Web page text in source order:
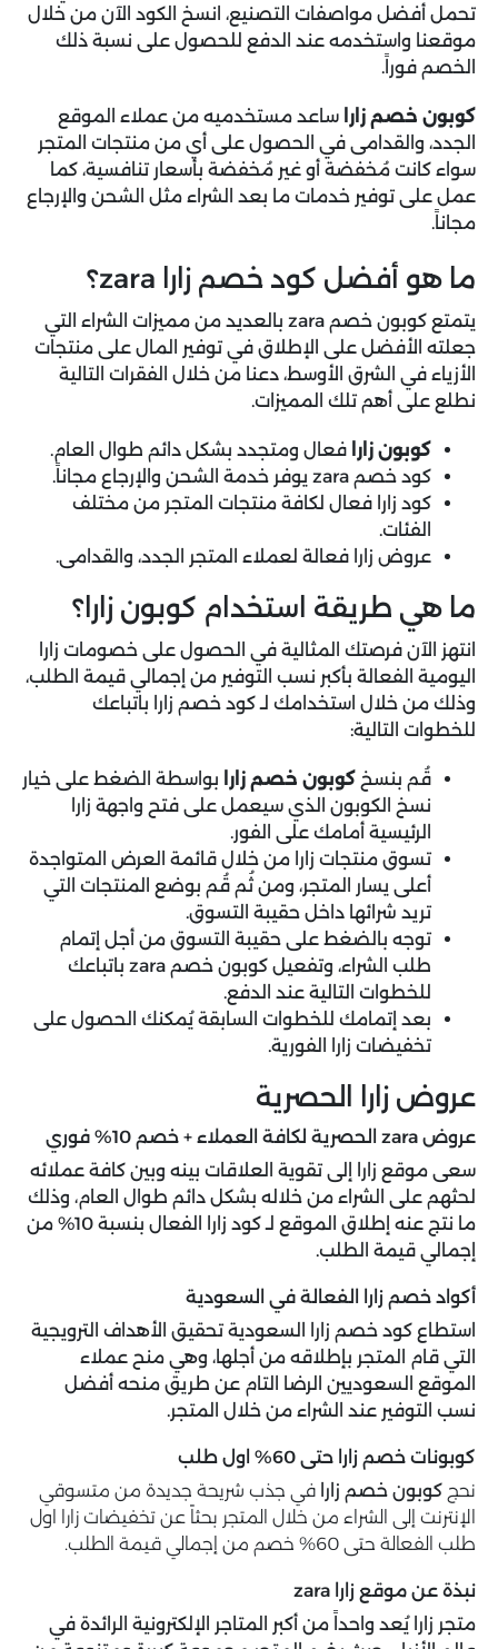
تحمل أفضل مواصفات التصنيع، انسخ الكود الآن من خلال
موقعنا واستخدمه عند الدفع للحصول على نسبة ذلك
الخصم فوراً.
كوبون خصم زارا ساعد مستخدميه من عملاء الموقع
الجدد، والقدامى في الحصول على أي من منتجات المتجر
سواء كانت مُخفضة أو غير مُخفضة بأسعار تنافسية، كما
عمل على توفير خدمات ما بعد الشراء مثل الشحن والإرجاع
مجاناً.
ما هو أفضل كود خصم زارا zara؟
يتمتع كوبون خصم zara بالعديد من مميزات الشراء التي
جعلته الأفضل على الإطلاق في توفير المال على منتجات
الأزياء في الشرق الأوسط، دعنا من خلال الفقرات التالية
نطلع على أهم تلك المميزات.
كوبون زارا فعال ومتجدد بشكل دائم طوال العام.
كود خصم zara يوفر خدمة الشحن والإرجاع مجاناً.
كود زارا فعال لكافة منتجات المتجر من مختلف
الفئات.
عروض زارا فعالة لعملاء المتجر الجدد، والقدامى.
ما هي طريقة استخدام كوبون زارا؟
انتهز الآن فرصتك المثالية في الحصول على خصومات زارا
اليومية الفعالة بأكبر نسب التوفير من إجمالي قيمة الطلب،
وذلك من خلال استخدامك لـ كود خصم زارا باتباعك
للخطوات التالية:
قُم بنسخ كوبون خصم زارا
بواسطة الضغط على خيار
نسخ الكوبون الذي سيعمل على فتح واجهة زارا
الرئيسية أمامك على الفور.
تسوق منتجات زارا من خلال قائمة العرض المتواجدة
أعلى يسار المتجر، ومن ثُم قُم بوضع المنتجات التي
تريد شرائها داخل حقيبة التسوق.
توجه بالضغط على حقيبة التسوق من أجل إتمام
طلب الشراء، وتفعيل كوبون خصم zara باتباعك
للخطوات التالية عند الدفع.
بعد إتمامك للخطوات السابقة يُمكنك الحصول على
تخفيضات زارا الفورية.
عروض زارا الحصرية
عروض zara الحصرية لكافة العملاء + خصم 10% فوري
سعى موقع زارا إلى تقوية العلاقات بينه وبين كافة عملائه
لحثهم على الشراء من خلاله بشكل دائم طوال العام، وذلك
ما نتج عنه إطلاق الموقع لـ كود زارا الفعال بنسبة 10% من
إجمالي قيمة الطلب.
أكواد خصم زارا الفعالة في السعودية
استطاع كود خصم زارا السعودية تحقيق الأهداف الترويجية
التي قام المتجر بإطلاقه من أجلها، وهي منح عملاء
الموقع السعوديين الرضا التام عن طريق منحه أفضل
نسب التوفير عند الشراء من خلال المتجر.
كوبونات خصم زارا حتى 60% اول طلب
نحج كوبون خصم زارا في جذب شريحة جديدة من متسوقي
الإنترنت إلى الشراء من خلال المتجر بحثاً عن تخفيضات زارا اول
طلب الفعالة حتى 60% خصم من إجمالي قيمة الطلب.
نبذة عن موقع زارا zara
متجر زارا يُعد واحداً من أكبر المتاجر الإلكترونية الرائدة في